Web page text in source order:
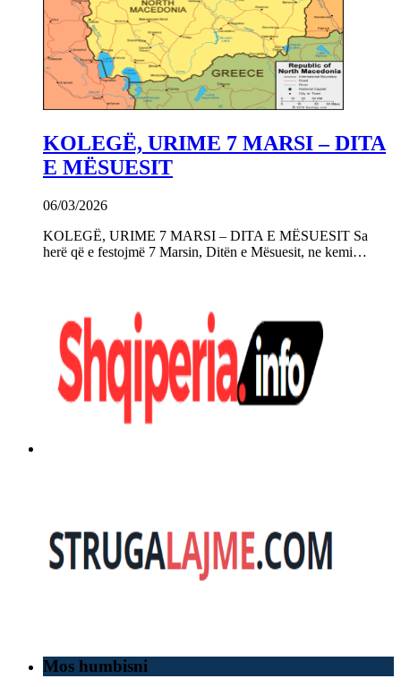
KOLEGË, URIME 7 MARSI – DITA
E MËSUESIT
06/03/2026
KOLEGË, URIME 7 MARSI – DITA E MËSUESIT Sa
herë që e festojmë 7 Marsin, Ditën e Mësuesit, ne kemi…
Mos humbisni